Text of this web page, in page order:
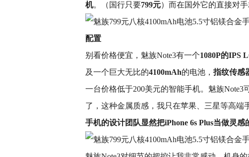
机。（国行只要799元）而在国外它的直接对
配置
别看价格便宜，魅族Note3有一个1080P的IPS
及一个巨大无比的4100mAh的电池， 指纹传感
一台价格低于200美元的智能手机。魅族
了，这种金属质感，我只在苹果、三星等高端
手机的设计团队显然把iPhone 6s Plus当做灵感